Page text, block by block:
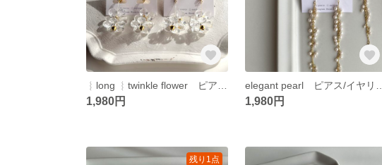
1,980円 1,980円
残り1点